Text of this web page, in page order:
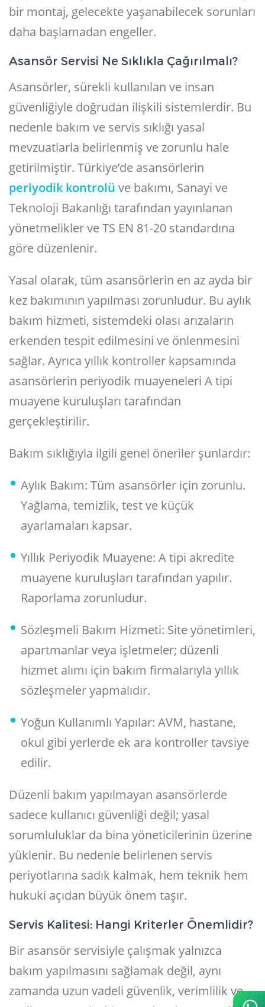
bir montaj, gelecekte yaşanabilecek sorunları
daha başlamadan engeller.
Asansör Servisi Ne Sıklıkla Çağırılmalı?
Asansörler, sürekli kullanılan ve insan
güvenliğiyle doğrudan ilişkili sistemlerdir. Bu
nedenle bakım ve servis sıklığı yasal
mevzuatlarla belirlenmiş ve zorunlu hale
getirilmiştir. Türkiye’de asansörlerin
periyodik kontrolü ve bakımı, Sanayi ve
Teknoloji Bakanlığı tarafından yayınlanan
yönetmelikler ve TS EN 81-20 standardına
göre düzenlenir.
Yasal olarak, tüm asansörlerin en az ayda bir
kez bakımının yapılması zorunludur. Bu aylık
bakım hizmeti, sistemdeki olası arızaların
erkenden tespit edilmesini ve önlenmesini
sağlar. Ayrıca yıllık kontroller kapsamında
asansörlerin periyodik muayeneleri A tipi
muayene kuruluşları tarafından
gerçekleştirilir.
Bakım sıklığıyla ilgili genel öneriler şunlardır:
Aylık Bakım: Tüm asansörler için zorunlu.
Yağlama, temizlik, test ve küçük
ayarlamaları kapsar.
Yıllık Periyodik Muayene: A tipi akredite
muayene kuruluşları tarafından yapılır.
Raporlama zorunludur.
Sözleşmeli Bakım Hizmeti: Site yönetimleri,
apartmanlar veya işletmeler; düzenli
hizmet alımı için bakım firmalarıyla yıllık
sözleşmeler yapmalıdır.
Yoğun Kullanımlı Yapılar: AVM, hastane,
okul gibi yerlerde ek ara kontroller tavsiye
edilir.
Düzenli bakım yapılmayan asansörlerde
sadece kullanıcı güvenliği değil; yasal
sorumluluklar da bina yöneticilerinin üzerine
yüklenir. Bu nedenle belirlenen servis
periyotlarına sadık kalmak, hem teknik hem
hukuki açıdan büyük önem taşır.
Servis Kalitesi: Hangi Kriterler Önemlidir?
Bir asansör servisiyle çalışmak yalnızca
bakım yapılmasını sağlamak değil, aynı
zamanda uzun vadeli güvenlik, verimlilik ve